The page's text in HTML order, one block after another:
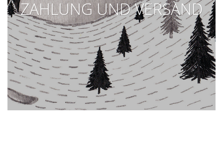
ZAHLUNG UND VERSAND